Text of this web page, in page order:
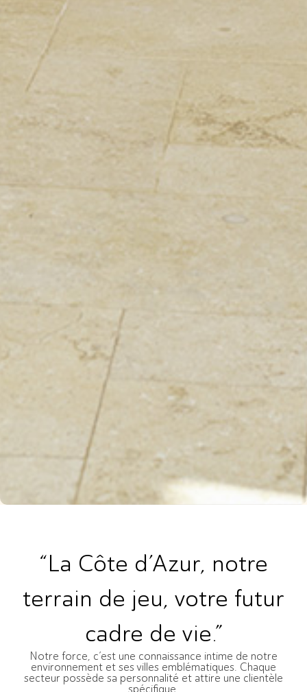
“La Côte d’Azur, notre
terrain de jeu, votre futur
cadre de vie.”
Notre force, c’est une connaissance intime de notre
environnement et ses villes emblématiques. Chaque
secteur possède sa personnalité et attire une clientèle
spécifique.